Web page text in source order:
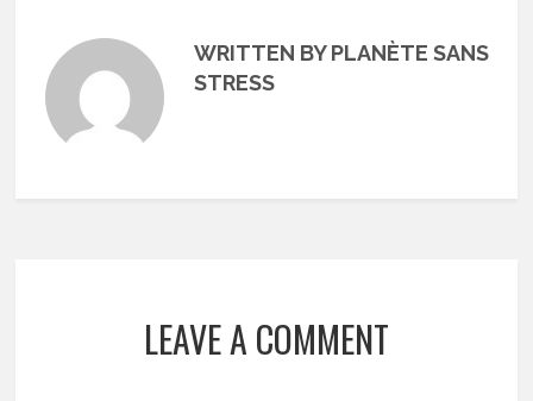
WRITTEN BY PLANÈTE SANS
STRESS
LEAVE A COMMENT